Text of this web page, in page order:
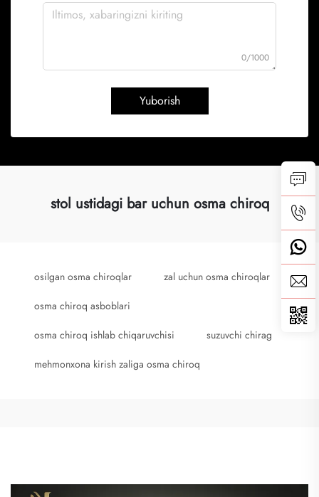
0/1000
Yuborish
stol ustidagi bar uchun osma chiroq
osilgan osma chiroqlar zal uchun osma chiroqlar
osma chiroq asboblari
osma chiroq ishlab chiqaruvchisi suzuvchi chirag
mehmonxona kirish zaliga osma chiroq